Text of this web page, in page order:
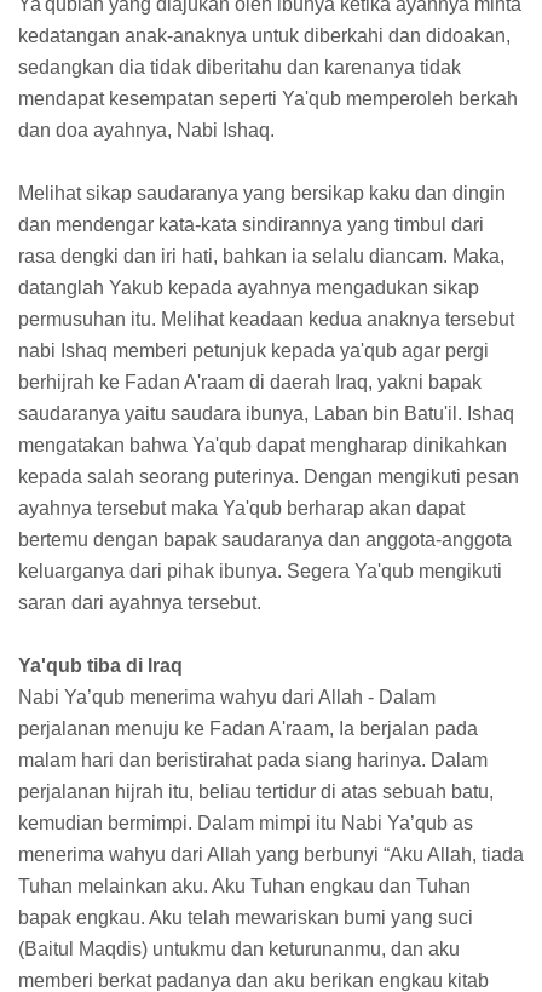
kedatangan anak-anaknya untuk diberkahi dan didoakan,
sedangkan dia tidak diberitahu dan karenanya tidak
mendapat kesempatan seperti Ya'qub memperoleh berkah
dan doa ayahnya, Nabi Ishaq.
Melihat sikap saudaranya yang bersikap kaku dan dingin
dan mendengar kata-kata sindirannya yang timbul dari
rasa dengki dan iri hati, bahkan ia selalu diancam. Maka,
datanglah Yakub kepada ayahnya mengadukan sikap
permusuhan itu. Melihat keadaan kedua anaknya tersebut
nabi Ishaq memberi petunjuk kepada ya'qub agar pergi
berhijrah ke Fadan A'raam di daerah Iraq, yakni bapak
saudaranya yaitu saudara ibunya, Laban bin Batu'il. Ishaq
mengatakan bahwa Ya'qub dapat mengharap dinikahkan
kepada salah seorang puterinya. Dengan mengikuti pesan
ayahnya tersebut maka Ya'qub berharap akan dapat
bertemu dengan bapak saudaranya dan anggota-anggota
keluarganya dari pihak ibunya. Segera Ya'qub mengikuti
saran dari ayahnya tersebut.
Ya'qub tiba di Iraq
Nabi Ya’qub menerima wahyu dari Allah - Dalam
perjalanan menuju ke Fadan A'raam, Ia berjalan pada
malam hari dan beristirahat pada siang harinya. Dalam
perjalanan hijrah itu, beliau tertidur di atas sebuah batu,
kemudian bermimpi. Dalam mimpi itu Nabi Ya’qub as
menerima wahyu dari Allah yang berbunyi “Aku Allah, tiada
Tuhan melainkan aku. Aku Tuhan engkau dan Tuhan
bapak engkau. Aku telah mewariskan bumi yang suci
(Baitul Maqdis) untukmu dan keturunanmu, dan aku
memberi berkat padanya dan aku berikan engkau kitab